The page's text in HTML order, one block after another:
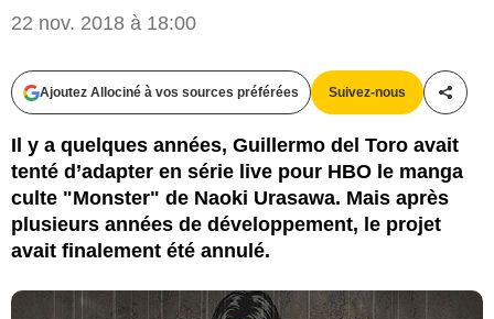
22 nov. 2018 à 18:00
Ajoutez Allociné à vos sources préférées Suivez-nous
Il y a quelques années, Guillermo del Toro avait
tenté d’adapter en série live pour HBO le manga
culte "Monster" de Naoki Urasawa. Mais après
plusieurs années de développement, le projet
avait finalement été annulé.
D.R.